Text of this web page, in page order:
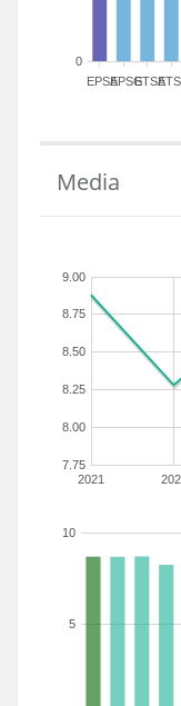
EPSAEPSGETSA
0
Media
2021
7.75
8.00
8.25
8.50
8.75
9.00
5
10